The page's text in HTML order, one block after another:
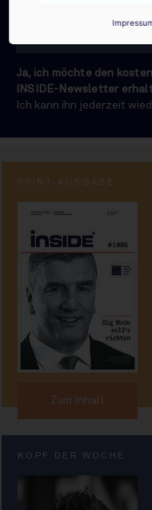
Ja, ich möchte den
INSIDE-Newsletter
Ich kann ihn jederzeit
PRINT-AUSGABE
Zum Inhalt
KOPF DER WOCHE